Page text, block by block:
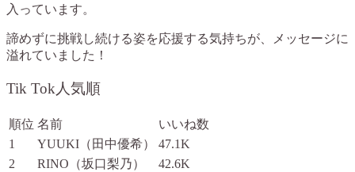
入っています。
諦めずに挑戦し続ける姿を応援する気持ちが、メッセージに
溢れていました！
Tik Tok人気順
順位 名前
いいね数
1
YUUKI（田中優希）
47.1K
2
RINO（坂口梨乃）
42.6K